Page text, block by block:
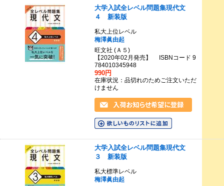
大学入試全レベル問題集現代文
４ 新装版
私大上位レベル
梅澤眞由起
旺文社 (Ａ５)
【2020年02月発売】 ISBNコード 9
784010345948
990円
在庫状況：品切れのためご注文いただ
けません
大学入試全レベル問題集現代文
３ 新装版
私大標準レベル
梅澤眞由起